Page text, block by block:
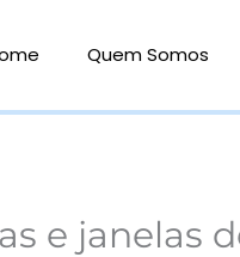
Quem Somos
e janelas